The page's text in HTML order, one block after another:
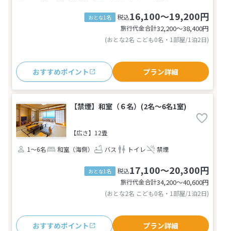
おとな1名 税込16,100～19,200円
旅行代金合計32,200〜38,400円
(おとな2名 こども0名・1部屋/1泊2日)
おすすめポイント プラン詳細
【禁煙】和室（６名）(2名～6名1室)
【広さ】12畳
1～6名
和室（海側） バス トイレ 禁煙
おとな1名 税込17,100～20,300円
旅行代金合計34,200〜40,600円
(おとな2名 こども0名・1部屋/1泊2日)
おすすめポイント プラン詳細